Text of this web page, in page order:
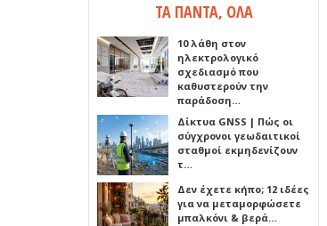
ΤΑ ΠΑΝΤΑ, ΟΛΑ
10 λάθη στον
ηλεκτρολογικό
σχεδιασμό που
καθυστερούν την
παράδοση…
Δίκτυα GNSS | Πώς οι
σύγχρονοι γεωδαιτικοί
σταθμοί εκμηδενίζουν
τ…
Δεν έχετε κήπο; 12 ιδέες
για να μεταμορφώσετε
μπαλκόνι & βερά…